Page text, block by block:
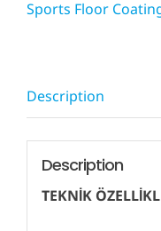
Sports Floor
Description
Description
TEKNİK